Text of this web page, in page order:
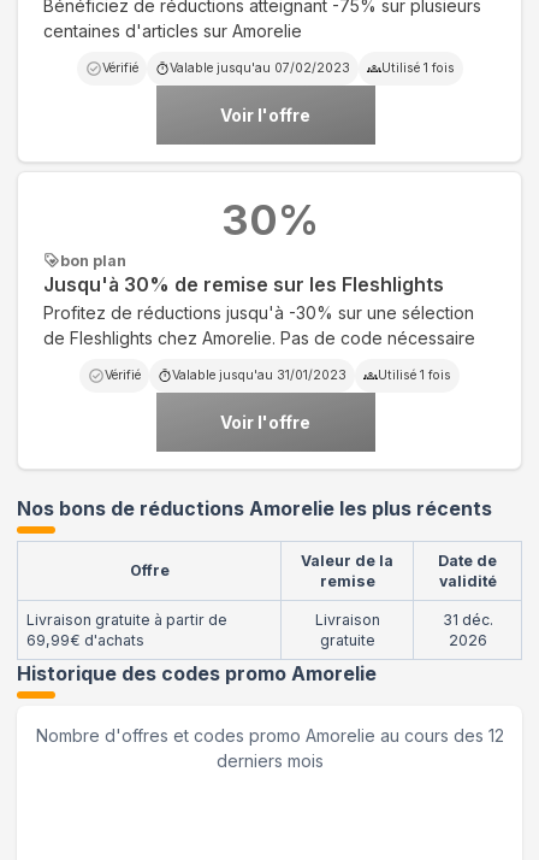
Bénéficiez de réductions atteignant -75% sur plusieurs
centaines d'articles sur Amorelie
Vérifié Valable jusqu'au 07/02/2023 Utilisé 1 fois
Voir l'offre
bon plan
Jusqu'à 30% de remise sur les Fleshlights
Profitez de réductions jusqu'à -30% sur une sélection
de Fleshlights chez Amorelie. Pas de code nécessaire
Vérifié Valable jusqu'au 31/01/2023 Utilisé 1 fois
Voir l'offre
30%
Nos bons de réductions Amorelie les plus récents
Offre
Valeur de la
remise
Date de
validité
Livraison gratuite à partir de
69,99€ d'achats
Livraison
gratuite
31 déc.
2026
Historique des codes promo Amorelie
Nombre d'offres et codes promo Amorelie au cours des 12
derniers mois